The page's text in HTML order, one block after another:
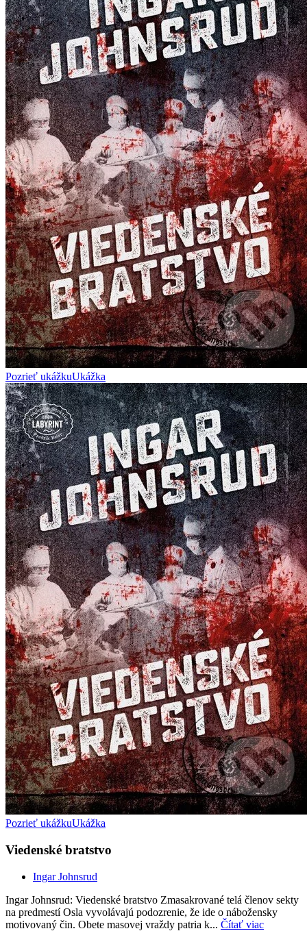
Pozrieť ukážkuUkážka
Pozrieť ukážkuUkážka
Viedenské bratstvo
Ingar Johnsrud
Ingar Johnsrud: Viedenské bratstvo Zmasakrované telá členov sekty
na predmestí Osla vyvolávajú podozrenie, že ide o nábožensky
motivovaný čin. Obete masovej vraždy patria k... Čítať viac